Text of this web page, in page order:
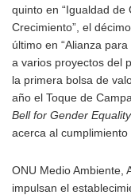
quinto en “Igualdad de
Crecimiento”, el
último en “Alianza
a varios proyectos del
la primera bolsa de
año el Toque de
Bell for Gender Equality
acerca al
ONU Medio Ambiente,
impulsan el